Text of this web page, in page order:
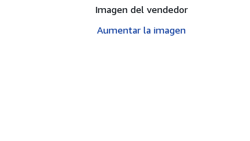
Imagen del vendedor
Aumentar la imagen